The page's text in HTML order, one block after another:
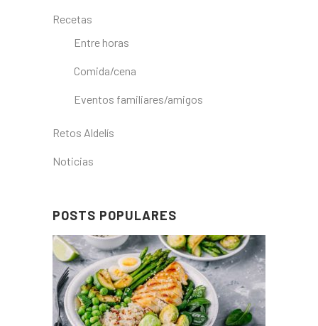
Recetas
Entre horas
Comida/cena
Eventos familiares/amigos
Retos Aldelís
Noticias
POSTS POPULARES